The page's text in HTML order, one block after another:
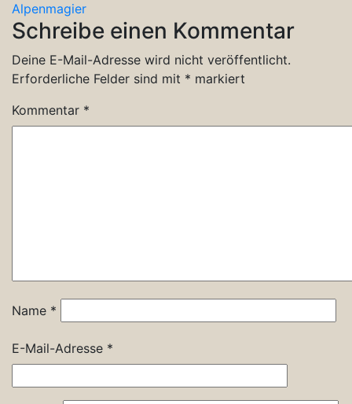
Alpenmagier
Schreibe einen Kommentar
Deine E-Mail-Adresse wird nicht veröffentlicht.
Erforderliche Felder sind mit * markiert
Kommentar *
Name *
E-Mail-Adresse *